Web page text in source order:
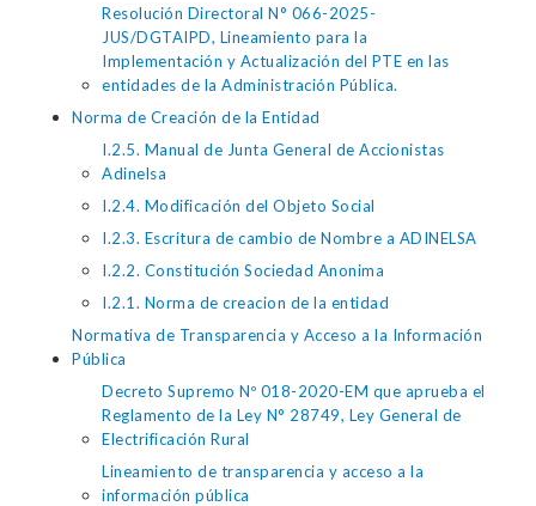
Resolución Directoral N° 066-2025-
JUS/DGTAIPD, Lineamiento para la
Implementación y Actualización del PTE en las
entidades de la Administración Pública.
Norma de Creación de la Entidad
I.2.5. Manual de Junta General de Accionistas
Adinelsa
I.2.4. Modificación del Objeto Social
I.2.3. Escritura de cambio de Nombre a ADINELSA
I.2.2. Constitución Sociedad Anonima
I.2.1. Norma de creacion de la entidad
Normativa de Transparencia y Acceso a la Información
Pública
Decreto Supremo Nº 018-2020-EM que aprueba el
Reglamento de la Ley N° 28749, Ley General de
Electrificación Rural
Lineamiento de transparencia y acceso a la
información pública